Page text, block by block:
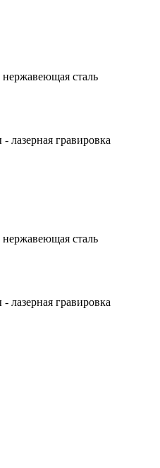
сталь
лазерная гравировка
сталь
лазерная гравировка